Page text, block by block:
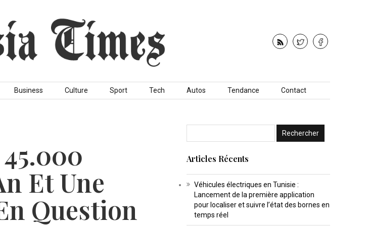
Business Culture Sport Tech Autos Tendance Contact
Et Une
Question
Articles Récents
Véhicules électriques en Tunisie :
Lancement de la première application
pour localiser et suivre l’état des bornes en
temps réel